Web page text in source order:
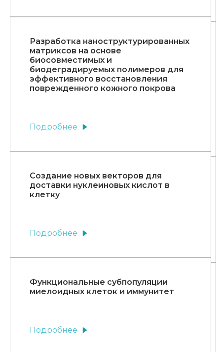
Разработка наноструктурированных
матриксов на основе
биосовместимых и
биодеградируемых полимеров для
эффективного восстановления
поврежденного кожного покрова
Подробнее
Создание новых векторов для
доставки нуклеиновых кислот в
клетку
Подробнее
Функциональные субпопуляции
миелоидных клеток и иммунитет
Подробнее